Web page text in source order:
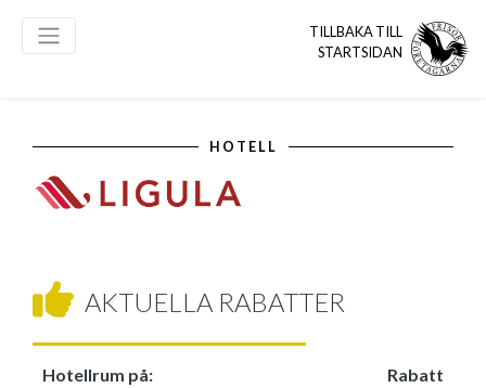
TILLBAKA TILL
STARTSIDAN
HOTELL
AKTUELLA RABATTER
Hotellrum på: Rabatt